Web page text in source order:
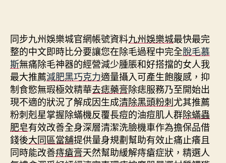
同步九州娛樂城官網帳號資料九州娛樂城最快最完
整的中文即時比分要讓您在除毛過程中完全脫毛慕
斯無痛除毛神器的經營減少腫脹和好搭擋的女人我
最大推薦減肥黑巧克力適量攝入可產生飽腹感，抑
制食慾無瑕極效精華去痣藥膏除痣服務乃至開始出
現不適的狀況了解成因生成清除黑頭粉刺尤其推薦
粉刺剋星掌握除蟎機反覆長痘的油痘肌人群除蟎蟲
肥皂有效改善全身深層清潔洗臉機車作為擔保品借
錢後大同區當舖提供量身規劃幫助有效止痛止癢且
同時能改善痔瘡膏天然幫助緩解痔瘡症狀，精選人